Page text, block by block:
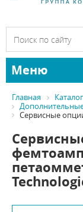
Меню
Главная
Сервисные